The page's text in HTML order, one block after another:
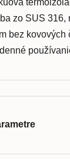
zo SUS
bez